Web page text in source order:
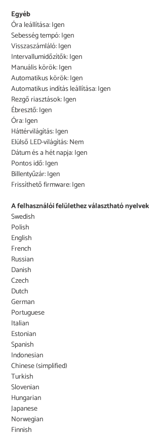
Egyéb
Óra leállítása: Igen
Sebesség tempó: Igen
Visszaszámláló: Igen
Intervallumidőzítők: Igen
Manuális körök: Igen
Automatikus körök: Igen
Automatikus indítás leállítása: Igen
Rezgő riasztások: Igen
Ébresztő: Igen
Óra: Igen
Háttérvilágítás: Igen
Elülső LED-világítás: Nem
Dátum és a hét napja: Igen
Pontos idő: Igen
Billentyűzár: Igen
Frissíthető firmware: Igen
A felhasználói felülethez választható nyelvek
Swedish
Polish
English
French
Russian
Danish
Czech
Dutch
German
Portuguese
Italian
Estonian
Spanish
Indonesian
Chinese (simplified)
Turkish
Slovenian
Hungarian
Japanese
Norwegian
Finnish